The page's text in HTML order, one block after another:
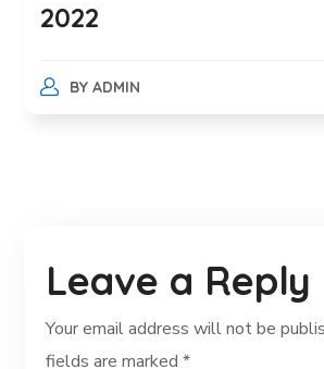
2022
BY ADMIN
Leave a Reply
Your email address will not be
fields are marked*